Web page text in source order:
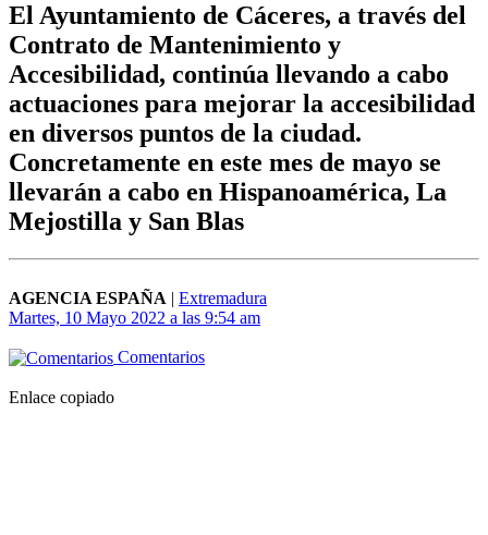
El Ayuntamiento de Cáceres, a través del
Contrato de Mantenimiento y
Accesibilidad, continúa llevando a cabo
actuaciones para mejorar la accesibilidad
en diversos puntos de la ciudad.
Concretamente en este mes de mayo se
llevarán a cabo en Hispanoamérica, La
Mejostilla y San Blas
AGENCIA ESPAÑA | Extremadura
Martes, 10 Mayo 2022 a las 9:54 am
Comentarios
Enlace copiado